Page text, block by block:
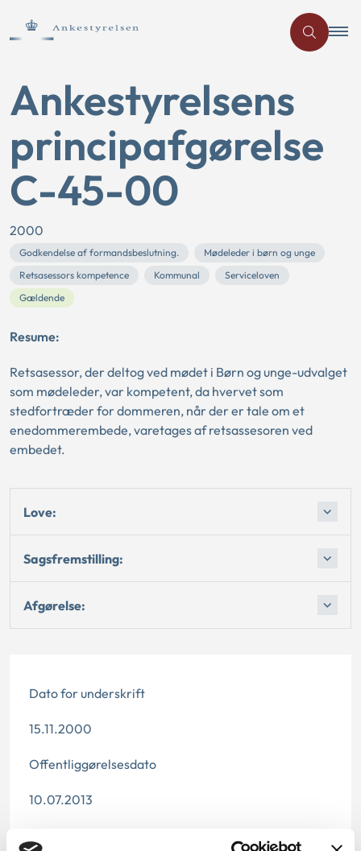
Ankestyrelsens
principafgørelse
C-45-00
2000
Godkendelse af formandsbeslutning.
Mødeleder i børn og unge
Retsasessors kompetence
Kommunal
Serviceloven
Gældende
Resume:
Retsasessor, der deltog ved mødet i Børn og unge-udvalget
som mødeleder, var kompetent, da hvervet som
stedfortræder for dommeren, når der er tale om et
enedommerembede, varetages af retsassesoren ved
embedet.
Love:
Sagsfremstilling:
Afgørelse:
Dato for underskrift
15.11.2000
Offentliggørelsesdato
10.07.2013